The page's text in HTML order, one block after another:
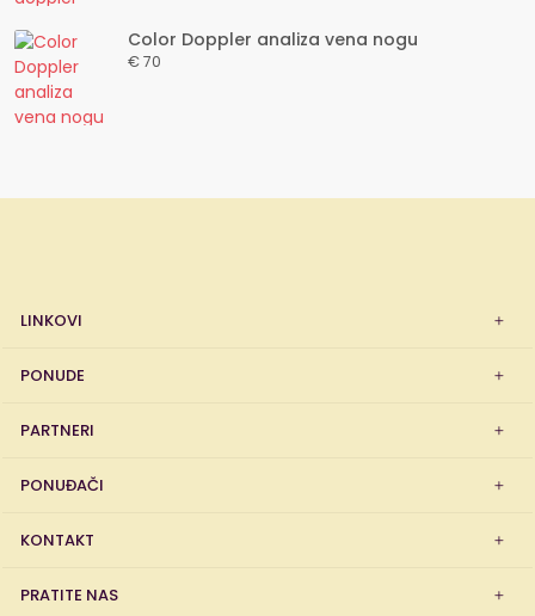
Color Doppler analiza vena nogu
€ 70
LINKOVI
PONUDE
PARTNERI
PONUĐAČI
KONTAKT
PRATITE NAS